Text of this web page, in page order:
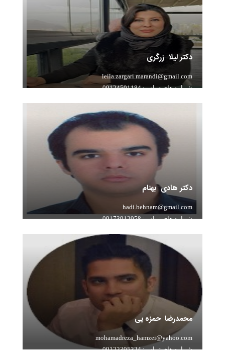
دکتر لیلا زرگری
leila.zargari.marandi@gmail.com
شماره های تماس: 09124501184
دکتر هادی بهنام
hadi.behnam@gmail.com
شماره های تماس: 09173912958
محمدرضا حمزه یی
mohamadreza_hamzei@yahoo.com
شماره های تماس: 09122395324